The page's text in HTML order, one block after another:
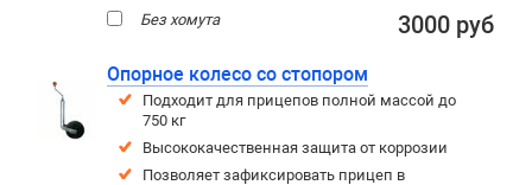
Без хомута 3000 руб
Опорное колесо со стопором
Подходит для прицепов полной массой до
750 кг
Высококачественная защита от коррозии
Позволяет зафиксировать прицеп в